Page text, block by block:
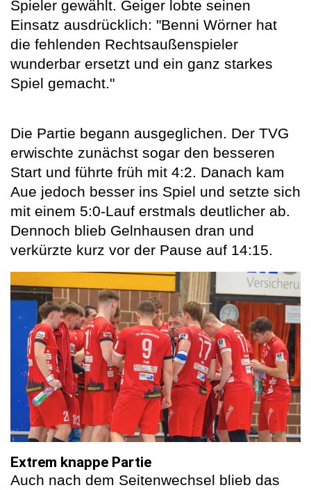
Spieler gewählt. Geiger lobte seinen
Einsatz ausdrücklich: "Benni Wörner hat
die fehlenden Rechtsaußenspieler
wunderbar ersetzt und ein ganz starkes
Spiel gemacht."
Die Partie begann ausgeglichen. Der TVG
erwischte zunächst sogar den besseren
Start und führte früh mit 4:2. Danach kam
Aue jedoch besser ins Spiel und setzte sich
mit einem 5:0-Lauf erstmals deutlicher ab.
Dennoch blieb Gelnhausen dran und
verkürzte kurz vor der Pause auf 14:15.
Extrem knappe Partie
Auch nach dem Seitenwechsel blieb das